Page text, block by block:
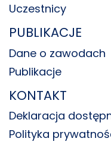
Uczestnicy
PUBLIKACJE
Dane o zawodach
Publikacje
KONTAKT
Deklaracja
Polityka